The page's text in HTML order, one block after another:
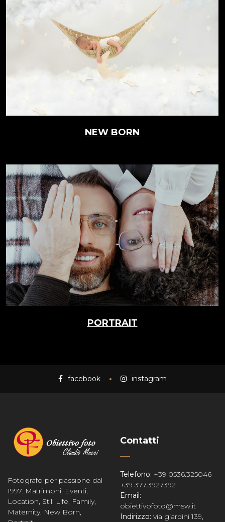
NEW BORN
PORTRAIT
facebook instagram
Fotografo per passione dal
1997. Matrimoni, Eventi,
Location, Still Life, Family,
Maternity, New Born,
Contatti
Telefono: +39 0536.325046 –
+39 377.3927392
Email:
obiettivofoto@msw.it
Indirizzo: via giardini 139,